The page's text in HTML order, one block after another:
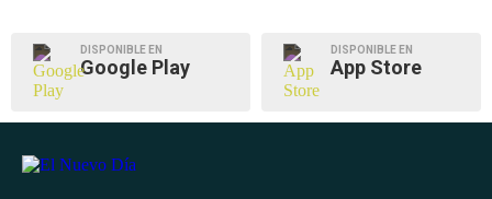
DISPONIBLE EN
Google Play
DISPONIBLE EN
App Store